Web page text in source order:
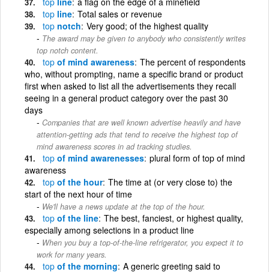
top line Total sales or revenue
top notch Very good; of the highest quality
The award may be given to anybody who consistently writes
top notch content.
top of mind awareness The percent of respondents
who, without prompting, name a specific brand or product
first when asked to list all the advertisements they recall
seeing in a general product category over the past 30
days
Companies that are well known advertise heavily and have
attention-getting ads that tend to receive the highest top of
mind awareness scores in ad tracking studies.
top of mind awarenesses plural form of top of mind
awareness
top of the hour The time at (or very close to) the
start of the next hour of time
We'll have a news update at the top of the hour.
top of the line The best, fanciest, or highest quality,
especially among selections in a product line
When you buy a top-of-the-line refrigerator, you expect it to
work for many years.
top of the morning A generic greeting said to